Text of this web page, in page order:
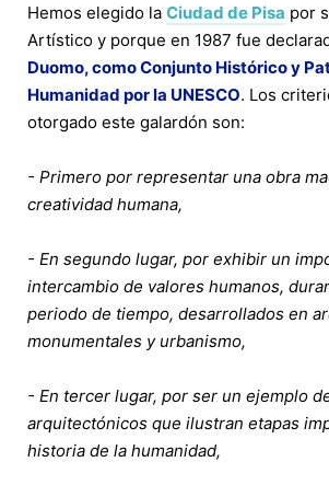
Hemos elegido la Ciudad de Pisa por
Artístico y porque en 1987 fue
Duomo, como Conjunto Histórico y
Humanidad por la UNESCO. Los
otorgado este galardón son:
- Primero por representar una obra
creatividad humana,
- En segundo lugar, por exhibir un
intercambio de valores humanos,
periodo de tiempo, desarrollados en
monumentales y urbanismo,
- En tercer lugar, por ser un ejemplo
arquitectónicos que ilustran etapas
historia de la humanidad,